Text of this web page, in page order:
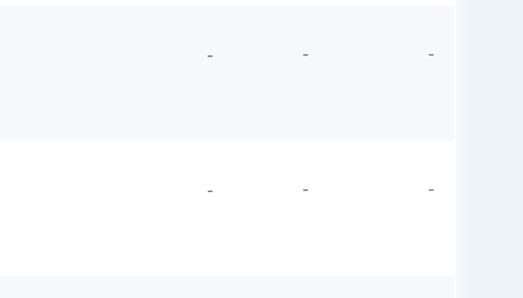
- - -
- - -